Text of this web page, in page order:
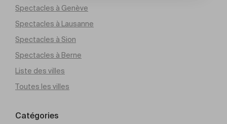
Spectacles à Genève
Spectacles à Lausanne
Spectacles à Sion
Spectacles à Berne
Liste des villes
Toutes les villes
Catégories